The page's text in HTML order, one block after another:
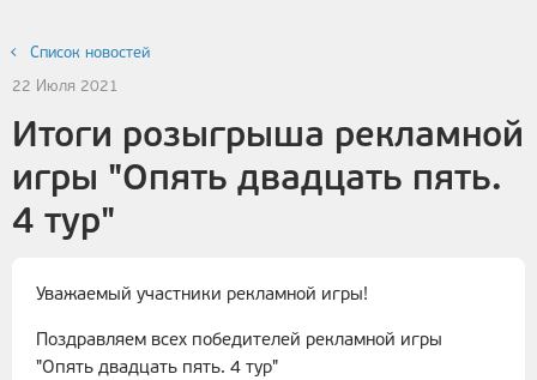
Список новостей
22 Июля 2021
Итоги розыгрыша рекламной
игры "Опять двадцать пять.
4 тур"
Уважаемый участники рекламной игры!
Поздравляем всех победителей рекламной игры
"Опять двадцать пять. 4 тур"